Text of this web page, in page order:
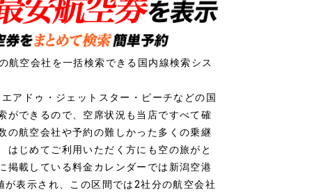
航空会社を一括検索できる国内線検索シス
アドゥ・ジェットスター・ピーチなどの国
ができるので、空席状況も当店ですべて確
の航空会社や予約の難しかった多くの乗継
はじめてご利用いただく方にも空の旅がと
掲載している料金カレンダーでは新潟空港
表示され、この区間では2社分の航空会社